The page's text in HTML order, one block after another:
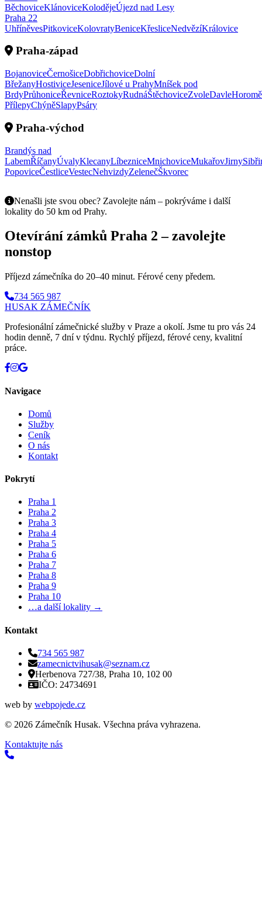
BěchoviceKlánoviceKolodějeÚjezd nad Lesy
Praha 22
UhříněvesPitkoviceKolovratyBeniceKřesliceNedvězíKrálovice
Praha-západ
BojanoviceČernošiceDobřichoviceDolní
BřežanyHostiviceJeseniceJílové u PrahyMníšek pod
BrdyPrůhoniceŘevniceRoztokyRudnáŠtěchoviceZvoleDavle
PřílepyChýněSlapyPsáry
Praha-východ
Brandýs nad
LabemŘíčanyÚvalyKlecanyLíbezniceMnichoviceMukařovJirny
PopoviceČestliceVestecNehvizdyZelenečŠkvorec
Nenašli jste svou obec? Zavolejte nám – pokrýváme i další
lokality do 50 km od Prahy.
Otevírání zámků Praha 2 – zavolejte
nonstop
Příjezd zámečníka do 20–40 minut. Férové ceny předem.
734 565 987
HUSAK ZÁMEČNÍK
Profesionální zámečnické služby v Praze a okolí. Jsme tu pro vás 24
hodin denně, 7 dní v týdnu. Rychlý příjezd, férové ceny, kvalitní
práce.
Navigace
Domů
Služby
Ceník
O nás
Kontakt
Pokrytí
Praha 1
Praha 2
Praha 3
Praha 4
Praha 5
Praha 6
Praha 7
Praha 8
Praha 9
Praha 10
…a další lokality →
Kontakt
734 565 987
zamecnictvihusak@seznam.cz
Herbenova 727/38, Praha 10, 102 00
IČO: 24734691
web by webpojede.cz
© 2026 Zámečník Husak. Všechna práva vyhrazena.
Kontaktujte nás